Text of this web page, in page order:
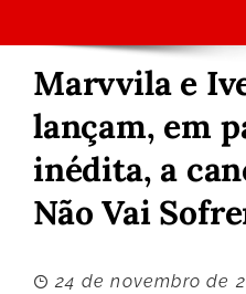
Marvvila e
lançam, em
inédita, a
Não Vai
24 de novembro de